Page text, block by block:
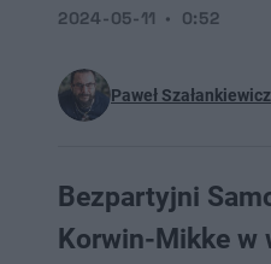
Paweł Szałankiewicz
2024-05-11 0:52
Bezpartyjni
Korwin-Mikke w